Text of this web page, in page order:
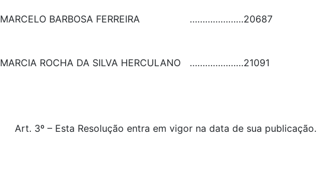
MARCELO BARBOSA FERREIRA …………………20687
MARCIA ROCHA DA SILVA HERCULANO …………………21091
Art. 3º – Esta Resolução entra em vigor na data de sua publicação.